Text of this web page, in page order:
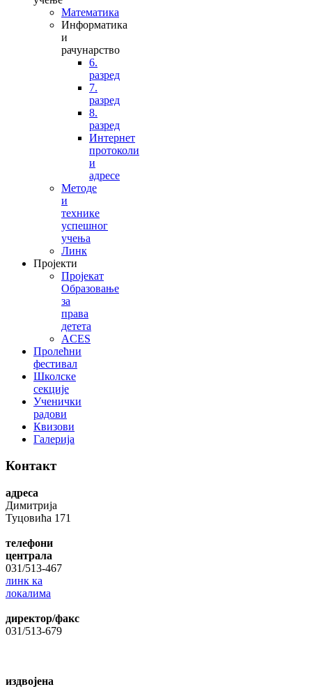
Математика
Информатика
и
рачунарство
6.
разред
7.
разред
8.
разред
Интернет
протоколи
и
адресе
Методе
и
технике
успешног
учења
Линк
Пројекти
Пројекат
Образовање
за
права
детета
ACES
Пролећни
фестивал
Школске
секције
Ученички
радови
Квизови
Галерија
Контакт
адреса
Димитрија
Туцовића 171
телефони
централа
031/513-467
линк ка
локалима
директор/факс
031/513-679
издвојена